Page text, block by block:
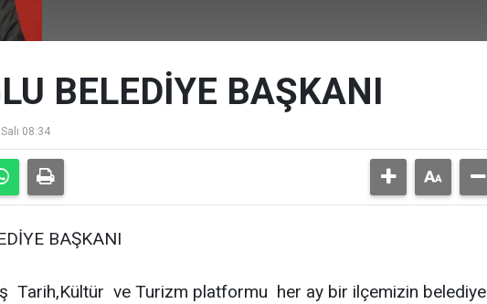
BELEDİYE BAŞKANI
08:34
BAŞKANI
Tarih,Kültür ve Turizm platformu her ay bir ilçemizin belediye